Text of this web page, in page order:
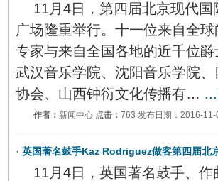
11月4日，第四届北京现代
广场隆重举行。十一位来自全
专家与来自全国各地的近千位
武汉音乐学院、沈阳音乐学院
协会、山西钟衍文化传播有…
作者： 新闻中心 点击： 763 发布日期：2016-11-
· 英国著名鼓手Kaz Rodriguez做客第四届北
11月4日，英国著名鼓手、